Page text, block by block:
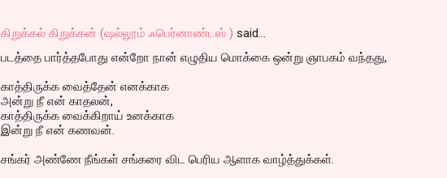
கிறுக்கல் கிறுக்கன் (ஷல்லூம் ஃபெர்னாண்டஸ் ) said…
படத்தை பார்த்தபோது என்றோ நான் எழுதிய மொக்கை ஒன்று ஞாபகம் வந்தது,
காத்திருக்க வைத்தேன் எனக்காக
அன்று நீ என் காதலன்,
காத்திருக்க வைக்கிறாய் உனக்காக
இன்று நீ என் கணவன்.
சங்கர் அண்ணே நீங்கள் சங்கரை விட பெரிய ஆளாக வாழ்த்துக்கள்.